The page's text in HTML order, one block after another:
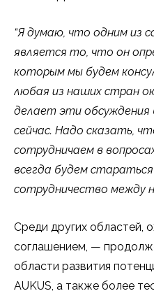
“Я думаю, что одним из
является то, что он
которым мы будем
любая из наших стран
делает эти обсуждения
сейчас. Надо сказать,
сотрудничаем в
всегда будем
сотрудничество между
Среди других областей,
соглашением, —
области развития
AUKUS, а также более